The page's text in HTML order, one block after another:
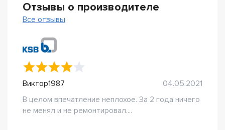
Отзывы о производителе
Все отзывы
Виктор1987
04.05.2021
В целом впечатление неплохое. За 2 года ничего
не менял и не ремонтировал....